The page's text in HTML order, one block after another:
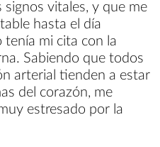
vitales, y que me
hasta el día
tenía mi cita con la
Sabiendo que todos
arterial tienden a estar
del corazón, me
estresado por la